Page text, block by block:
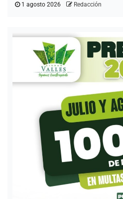
1 agosto 2026 Redacción